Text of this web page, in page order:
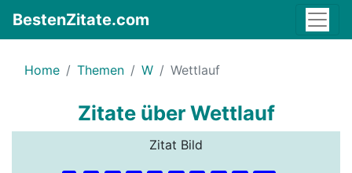
BestenZitate.com
Home Themen W Wettlauf
Zitate über Wettlauf
Zitat Bild